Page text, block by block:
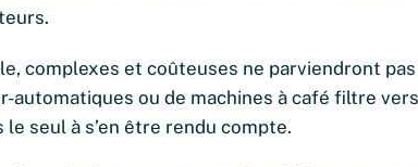
complexes et coûteuses ne parviendront
automatiques ou de machines à café filtre
seul à s’en être rendu compte.